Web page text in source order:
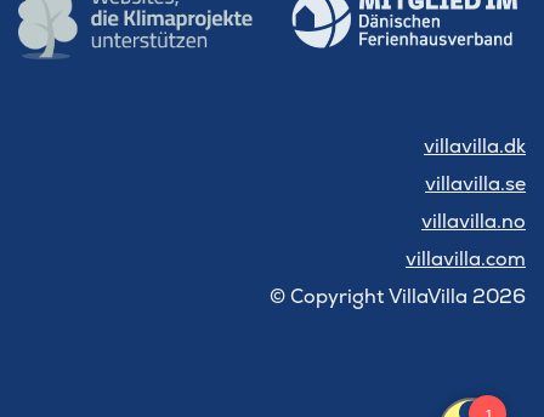
villavilla.dk
villavilla.se
villavilla.no
villavilla.com
© Copyright VillaVilla 2026